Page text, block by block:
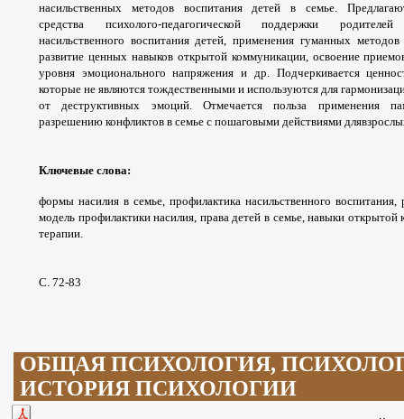
насильственных методов воспитания детей в семье.
средства психолого-педагогической поддержки
насильственного воспитания детей, применения гуманных
развитие ценных навыков открытой коммуникации, освоение
уровня эмоционального напряжения и др. Подчеркивается
которые не являются тождественными и используются для
от деструктивных эмоций. Отмечается польза применения
разрешению конфликтов в семье с пошаговыми действиями для
Ключевые слова:
формы насилия в семье, профилактика насильственного воспитания,
модель профилактики насилия, права детей в семье,навыки открытой
терапии.
С. 72-83
ОБЩАЯ ПСИХОЛОГИЯ,
ИСТОРИЯ ПСИХОЛОГИИ